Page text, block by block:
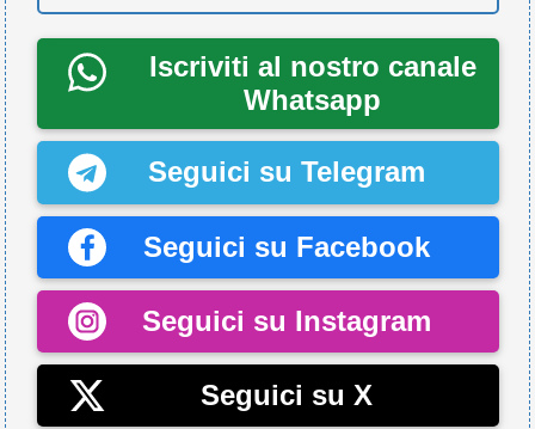
Iscriviti al nostro canale
Whatsapp
Seguici su Telegram
Seguici su Facebook
Seguici su Instagram
Seguici su X